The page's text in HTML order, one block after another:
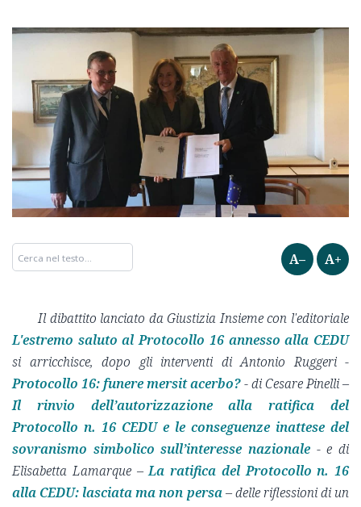
A– A+
Il dibattito lanciato da Giustizia Insieme con l'editoriale
L'estremo saluto al Protocollo 16 annesso alla CEDU
si arricchisce, dopo gli interventi di Antonio Ruggeri-
Protocollo 16: funere mersit acerbo?-di Cesare Pinelli –
Il rinvio dell’autorizzazione alla ratifica del
Protocollo n. 16 CEDU e le conseguenze inattese del
sovranismo simbolico sull’interesse nazionale - e di
Elisabetta Lamarque – La ratifica del Protocollo n. 16
alla CEDU: lasciata ma non persa – delle riflessioni di un